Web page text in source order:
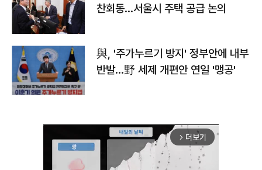
찬회동...서울시 주택 공급 논의
與, '주가누르기 방지' 정부안에 내부
반발…野 세제 개편안 연일 '맹공'
arrow_forward_ios 더보기